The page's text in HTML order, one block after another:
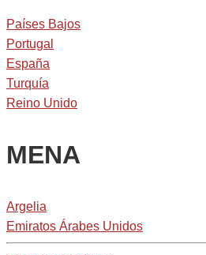
Países Bajos
Portugal
España
Turquía
Reino Unido
MENA
Argelia
Emiratos Árabes Unidos